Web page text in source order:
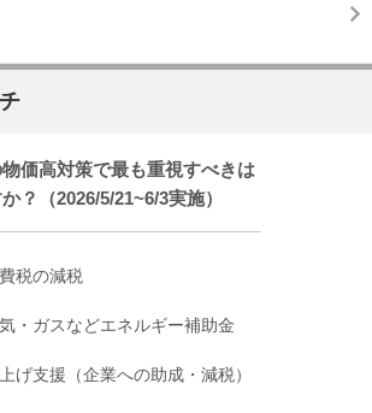
価高対策で最も重視すべきは
？（2026/5/21~6/3実施）
税の減税
・ガスなどエネルギー補助金
げ支援（企業への助成・減税）